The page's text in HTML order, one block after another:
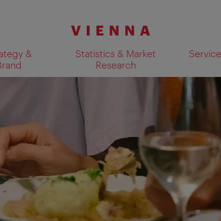
&
Statistics & Market
Research
Show search results